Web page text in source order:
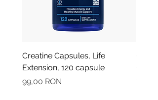
Creatine Capsules, Life
Extension, 120 capsule
Preț
99,00 RON
Preț
79,90